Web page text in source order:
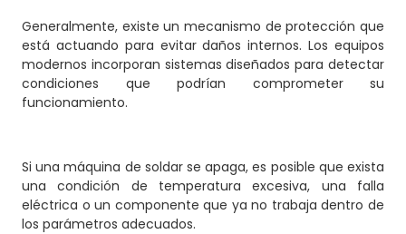
Generalmente, existe un mecanismo de protección que
está actuando para evitar daños internos. Los equipos
modernos incorporan sistemas diseñados para detectar
condiciones que podrían comprometer su
funcionamiento.
Si una máquina de soldar se apaga, es posible que exista
una condición de temperatura excesiva, una falla
eléctrica o un componente que ya no trabaja dentro de
los parámetros adecuados.